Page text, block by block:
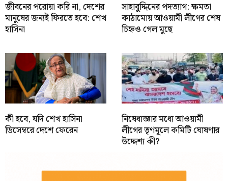
জীবনের পরোয়া করি না, দেশের
মানুষের জন্যই ফিরতে হবে: শেখ
হাসিনা
সাহাবু্দ্দিনের পদত্যাগ: ক্ষমতা
কাঠামোয় আওয়ামী লীগের শেষ
চিহ্নও গেল মুছে
কী হবে, যদি শেখ হাসিনা
ডিসেম্বরে দেশে ফেরেন
নিষেধাজ্ঞার মধ্যে আওয়ামী
লীগের তৃণমূলে কমিটি ঘোষণার
উদ্দেশ্য কী?